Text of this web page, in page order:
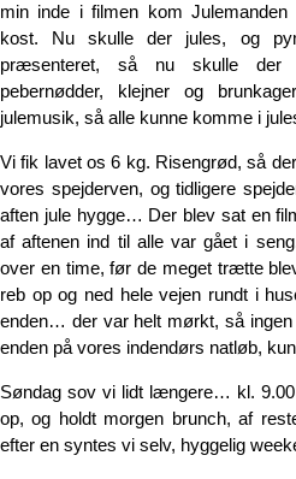
min inde i filmen kom
kost. Nu skulle der jules, og
præsenteret, så nu skulle der
pebernødder, klejner og
julemusik, så alle kunne komme i
Vi fik lavet os 6 kg. Risengrød, så
vores spejderven, og tidligere
aften jule hygge… Der blev sat en
af aftenen ind til alle var gået i
over en time, før de meget trætte
reb op og ned hele vejen rundt i
enden… der var helt mørkt, så ingen
enden på vores indendørs natløb,
Søndag sov vi lidt længere… kl.
op, og holdt morgen brunch, af
efter en syntes vi selv, hyggelig